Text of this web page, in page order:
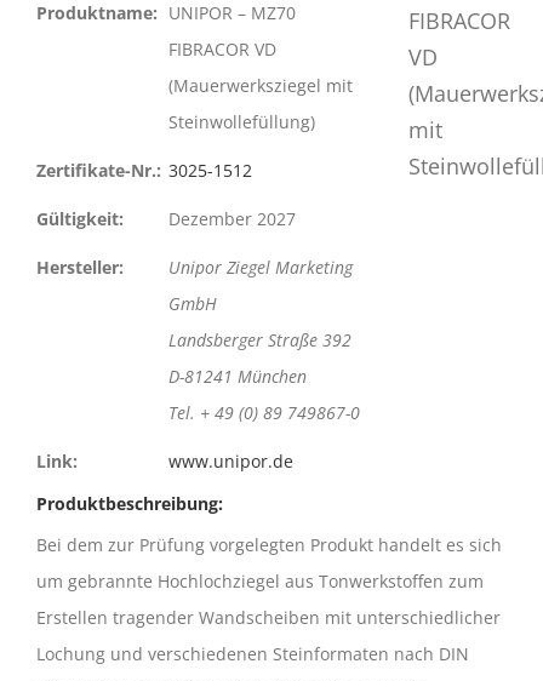
Produktname: UNIPOR – MZ70
FIBRACOR VD
(Mauerwerksziegel mit
Steinwollefüllung)
Zertifikate-Nr.: 3025-1512
Gültigkeit: Dezember 2027
Hersteller:
Unipor Ziegel Marketing
GmbH
Landsberger Straße 392
D-81241 München
Tel. + 49 (0) 89 749867-0
Link:
www.unipor.de
Produktbeschreibung:
Bei dem zur Prüfung vorgelegten Produkt handelt es sich
um gebrannte Hochlochziegel aus Tonwerkstoffen zum
Erstellen tragender Wandscheiben mit unterschiedlicher
Lochung und verschiedenen Steinformaten nach DIN